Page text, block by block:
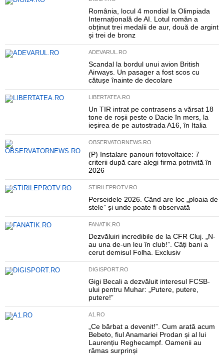
România, locul 4 mondial la Olimpiada
Internațională de AI. Lotul român a
obținut trei medalii de aur, două de argint
și trei de bronz
ADEVARUL.RO
Scandal la bordul unui avion British
Airways. Un pasager a fost scos cu
cătușe înainte de decolare
LIBERTATEA.RO
Un TIR intrat pe contrasens a vărsat 18
tone de roșii peste o Dacie în mers, la
ieșirea de pe autostrada A16, în Italia
OBSERVATORNEWS.RO
(P) Instalare panouri fotovoltaice: 7
criterii după care alegi firma potrivită în
2026
STIRILEPROTV.RO
Perseidele 2026. Când are loc „ploaia de
stele” și unde poate fi observată
FANATIK.RO
Dezvăluiri incredibile de la CFR Cluj. „N-
au una de-un leu în club!”. Câți bani a
cerut demisul Folha. Exclusiv
DIGISPORT.RO
Gigi Becali a dezvăluit interesul FCSB-
ului pentru Muhar: „Putere, putere,
putere!”
A1.RO
„Ce bărbat a devenit!”. Cum arată acum
Bebeto, fiul Anamariei Prodan și al lui
Laurențiu Reghecampf. Oamenii au
rămas surprinși